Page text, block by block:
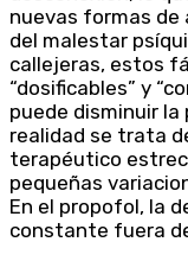
nuevas formas de
del malestar
callejeras, estos
“dosificables” y
puede disminuir la
realidad se trata
terapéutico
pequeñas
En el propofol, la
constante fuera